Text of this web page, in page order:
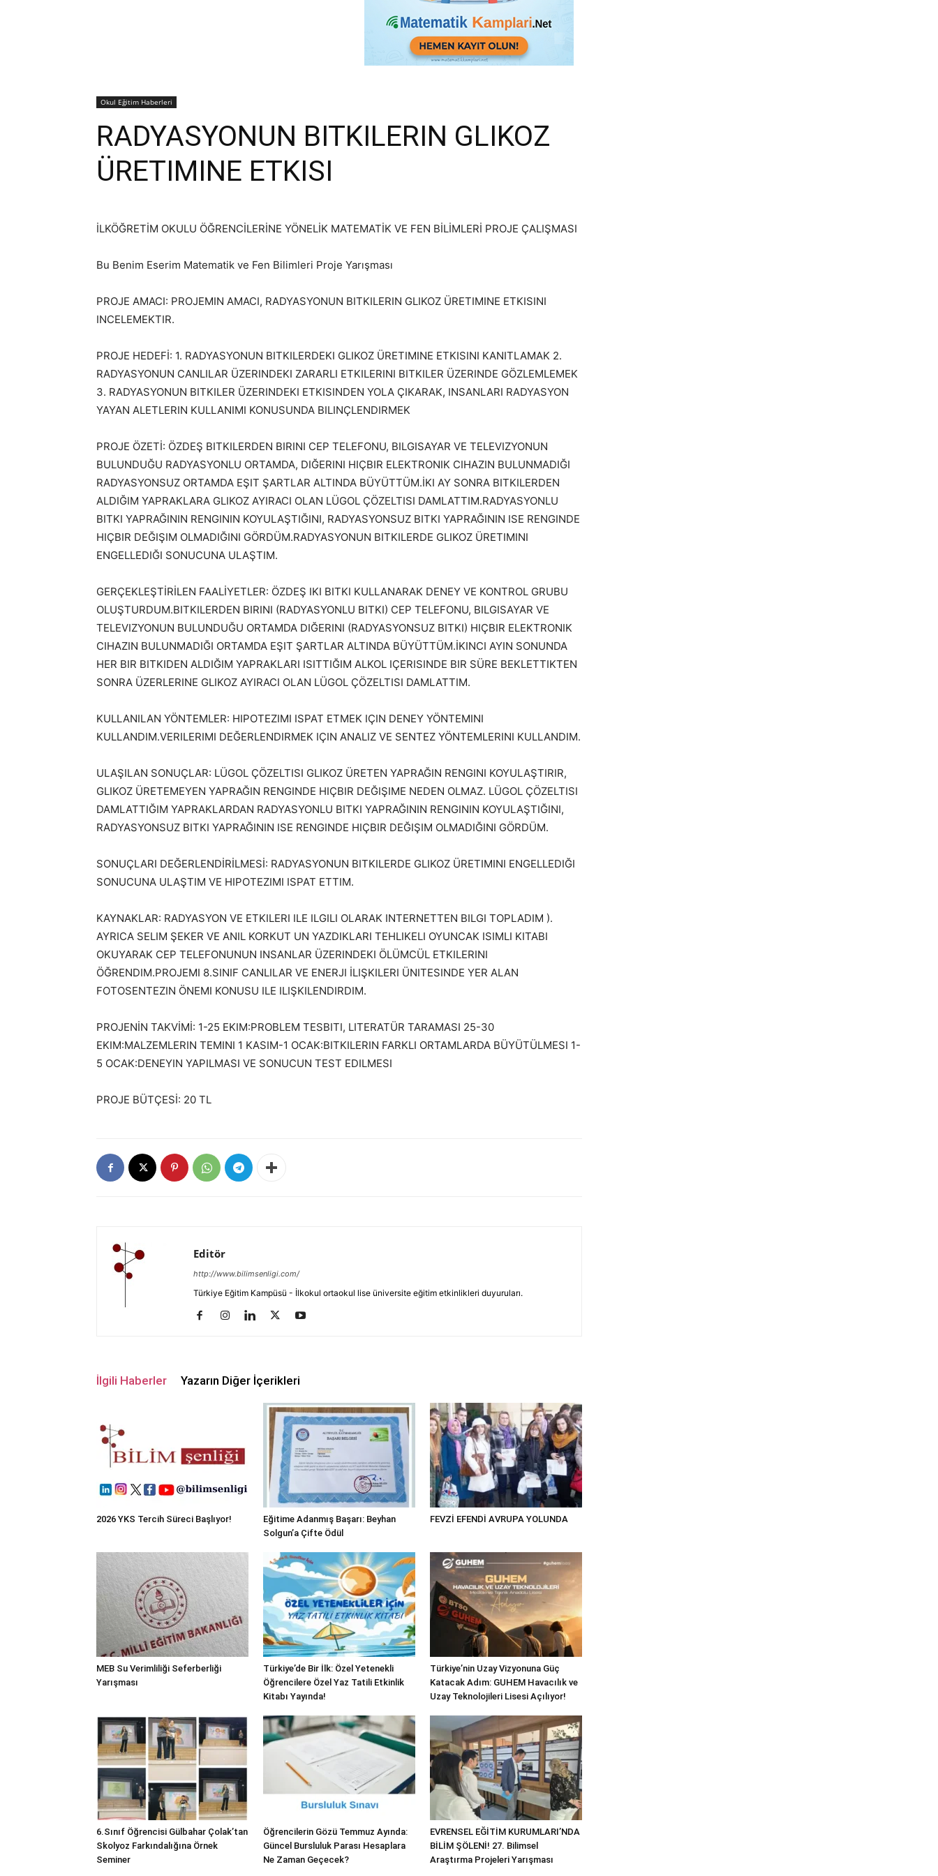
Okul Eğitim Haberleri
RADYASYONUN BITKILERIN GLIKOZ
ÜRETIMINE ETKISI
İLKÖĞRETİM OKULU ÖĞRENCİLERİNE YÖNELİK MATEMATİK VE FEN BİLİMLERİ PROJE ÇALIŞMASI
Bu Benim Eserim Matematik ve Fen Bilimleri Proje Yarışması
PROJE AMACI: PROJEMIN AMACI, RADYASYONUN BITKILERIN GLIKOZ ÜRETIMINE ETKISINI
INCELEMEKTIR.
PROJE HEDEFİ: 1. RADYASYONUN BITKILERDEKI GLIKOZ ÜRETIMINE ETKISINI KANITLAMAK 2.
RADYASYONUN CANLILAR ÜZERINDEKI ZARARLI ETKILERINI BITKILER ÜZERINDE GÖZLEMLEMEK
3. RADYASYONUN BITKILER ÜZERINDEKI ETKISINDEN YOLA ÇIKARAK, INSANLARI RADYASYON
YAYAN ALETLERIN KULLANIMI KONUSUNDA BILINÇLENDIRMEK
PROJE ÖZETİ: ÖZDEŞ BITKILERDEN BIRINI CEP TELEFONU, BILGISAYAR VE TELEVIZYONUN
BULUNDUĞU RADYASYONLU ORTAMDA, DIĞERINI HIÇBIR ELEKTRONIK CIHAZIN BULUNMADIĞI
RADYASYONSUZ ORTAMDA EŞIT ŞARTLAR ALTINDA BÜYÜTTÜM.İKI AY SONRA BITKILERDEN
ALDIĞIM YAPRAKLARA GLIKOZ AYIRACI OLAN LÜGOL ÇÖZELTISI DAMLATTIM.RADYASYONLU
BITKI YAPRAĞININ RENGININ KOYULAŞTIĞINI, RADYASYONSUZ BITKI YAPRAĞININ ISE RENGINDE
HIÇBIR DEĞIŞIM OLMADIĞINI GÖRDÜM.RADYASYONUN BITKILERDE GLIKOZ ÜRETIMINI
ENGELLEDIĞI SONUCUNA ULAŞTIM.
GERÇEKLEŞTİRİLEN FAALİYETLER: ÖZDEŞ IKI BITKI KULLANARAK DENEY VE KONTROL GRUBU
OLUŞTURDUM.BITKILERDEN BIRINI (RADYASYONLU BITKI) CEP TELEFONU, BILGISAYAR VE
TELEVIZYONUN BULUNDUĞU ORTAMDA DIĞERINI (RADYASYONSUZ BITKI) HIÇBIR ELEKTRONIK
CIHAZIN BULUNMADIĞI ORTAMDA EŞIT ŞARTLAR ALTINDA BÜYÜTTÜM.İKINCI AYIN SONUNDA
HER BIR BITKIDEN ALDIĞIM YAPRAKLARI ISITTIĞIM ALKOL IÇERISINDE BIR SÜRE BEKLETTIKTEN
SONRA ÜZERLERINE GLIKOZ AYIRACI OLAN LÜGOL ÇÖZELTISI DAMLATTIM.
KULLANILAN YÖNTEMLER: HIPOTEZIMI ISPAT ETMEK IÇIN DENEY YÖNTEMINI
KULLANDIM.VERILERIMI DEĞERLENDIRMEK IÇIN ANALIZ VE SENTEZ YÖNTEMLERINI KULLANDIM.
ULAŞILAN SONUÇLAR: LÜGOL ÇÖZELTISI GLIKOZ ÜRETEN YAPRAĞIN RENGINI KOYULAŞTIRIR,
GLIKOZ ÜRETEMEYEN YAPRAĞIN RENGINDE HIÇBIR DEĞIŞIME NEDEN OLMAZ. LÜGOL ÇÖZELTISI
DAMLATTIĞIM YAPRAKLARDAN RADYASYONLU BITKI YAPRAĞININ RENGININ KOYULAŞTIĞINI,
RADYASYONSUZ BITKI YAPRAĞININ ISE RENGINDE HIÇBIR DEĞIŞIM OLMADIĞINI GÖRDÜM.
SONUÇLARI DEĞERLENDİRİLMESİ: RADYASYONUN BITKILERDE GLIKOZ ÜRETIMINI ENGELLEDIĞI
SONUCUNA ULAŞTIM VE HIPOTEZIMI ISPAT ETTIM.
KAYNAKLAR: RADYASYON VE ETKILERI ILE ILGILI OLARAK INTERNETTEN BILGI TOPLADIM ).
AYRICA SELIM ŞEKER VE ANIL KORKUT UN YAZDIKLARI TEHLIKELI OYUNCAK ISIMLI KITABI
OKUYARAK CEP TELEFONUNUN INSANLAR ÜZERINDEKI ÖLÜMCÜL ETKILERINI
ÖĞRENDIM.PROJEMI 8.SINIF CANLILAR VE ENERJI İLIŞKILERI ÜNITESINDE YER ALAN
FOTOSENTEZIN ÖNEMI KONUSU ILE ILIŞKILENDIRDIM.
PROJENİN TAKVİMİ: 1-25 EKIM:PROBLEM TESBITI, LITERATÜR TARAMASI 25-30
EKIM:MALZEMLERIN TEMINI 1 KASIM-1 OCAK:BITKILERIN FARKLI ORTAMLARDA BÜYÜTÜLMESI 1-
5 OCAK:DENEYIN YAPILMASI VE SONUCUN TEST EDILMESI
PROJE BÜTÇESİ: 20 TL
Editör
http://www.bilimsenligi.com/
Türkiye Eğitim Kampüsü - İlkokul ortaokul lise üniversite eğitim etkinlikleri duyuruları.
İlgili Haberler Yazarın Diğer İçerikleri
2026 YKS Tercih Süreci Başlıyor!
Eğitime Adanmış Başarı: Beyhan
Solgun’a Çifte Ödül
FEVZİ EFENDİ AVRUPA YOLUNDA
MEB Su Verimliliği Seferberliği
Yarışması
Türkiye’de Bir İlk: Özel Yetenekli
Öğrencilere Özel Yaz Tatili Etkinlik
Kitabı Yayında!
Türkiye’nin Uzay Vizyonuna Güç
Katacak Adım: GUHEM Havacılık ve
Uzay Teknolojileri Lisesi Açılıyor!
6.Sınıf Öğrencisi Gülbahar Çolak’tan
Skolyoz Farkındalığına Örnek
Seminer
Öğrencilerin Gözü Temmuz Ayında:
Güncel Bursluluk Parası Hesaplara
Ne Zaman Geçecek?
EVRENSEL EĞİTİM KURUMLARI’NDA
BİLİM ŞÖLENİ! 27. Bilimsel
Araştırma Projeleri Yarışması